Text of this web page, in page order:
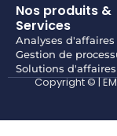
Nos produits &
Services
Analyses d'affaires
Gestion de
Solutions d'affaires
Copyright © |